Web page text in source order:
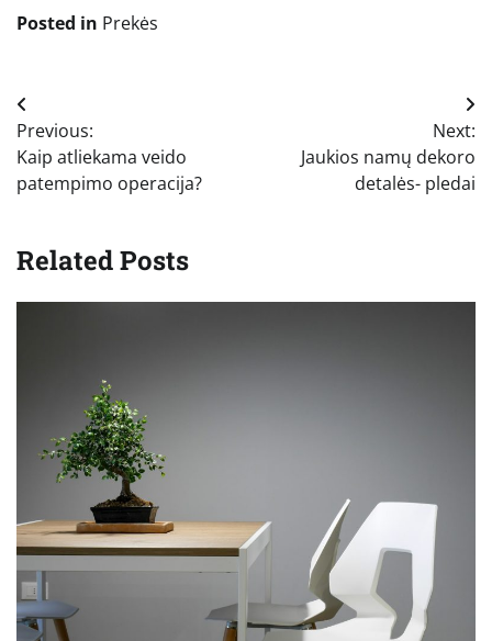
Posted in Prekės
Navigacija
tarp
įrašų
Previous:
Kaip atliekama veido
patempimo operacija?
Next:
Jaukios namų dekoro
detalės- pledai
Related Posts